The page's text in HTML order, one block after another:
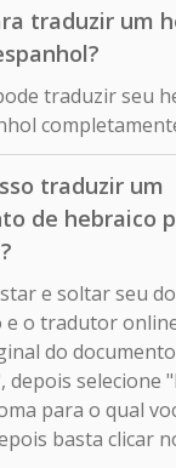
traduzir um
traduzir seu
traduzir um
de hebraico
e soltar seu
o tradutor
do
depois selecione
para o qual
basta clicar